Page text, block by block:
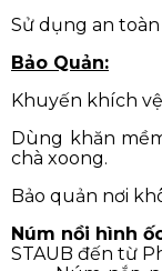
Sử dụng an
Bảo Quản:
Khuyến khích
Dùng khăn
chà xoong.
Bảo quản nơi
Núm nồi hình
STAUB đến từ